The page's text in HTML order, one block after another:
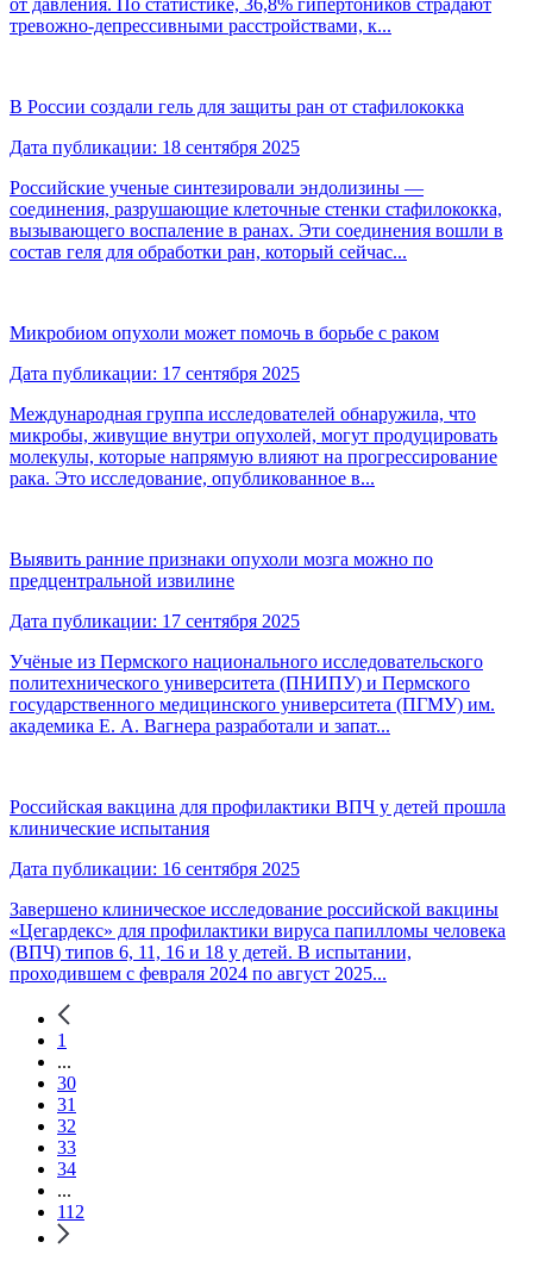
от давления. По статистике, 36,8% гипертоников страдают
тревожно-депрессивными расстройствами, к...
В России создали гель для защиты ран от стафилококка
Дата публикации: 18 сентября 2025
Российские ученые синтезировали эндолизины —
соединения, разрушающие клеточные стенки стафилококка,
вызывающего воспаление в ранах. Эти соединения вошли в
состав геля для обработки ран, который сейчас...
Микробиом опухоли может помочь в борьбе с раком
Дата публикации: 17 сентября 2025
Международная группа исследователей обнаружила, что
микробы, живущие внутри опухолей, могут продуцировать
молекулы, которые напрямую влияют на прогрессирование
рака. Это исследование, опубликованное в...
Выявить ранние признаки опухоли мозга можно по
предцентральной извилине
Дата публикации: 17 сентября 2025
Учёные из Пермского национального исследовательского
политехнического университета (ПНИПУ) и Пермского
государственного медицинского университета (ПГМУ) им.
академика Е. А. Вагнера разработали и запат...
Российская вакцина для профилактики ВПЧ у детей прошла
клинические испытания
Дата публикации: 16 сентября 2025
Завершено клиническое исследование российской вакцины
«Цегардекс» для профилактики вируса папилломы человека
(ВПЧ) типов 6, 11, 16 и 18 у детей. В испытании,
проходившем с февраля 2024 по август 2025...
1
...
30
31
32
33
34
...
112